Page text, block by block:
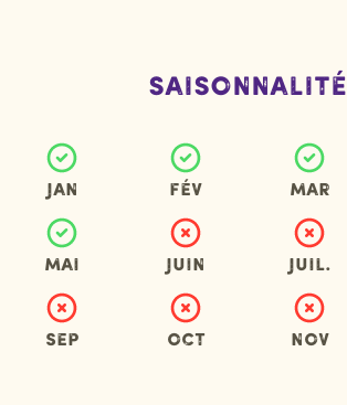
Saisonnalité
Jan Fév Mar
Mai Juin Juil.
Sep Oct Nov